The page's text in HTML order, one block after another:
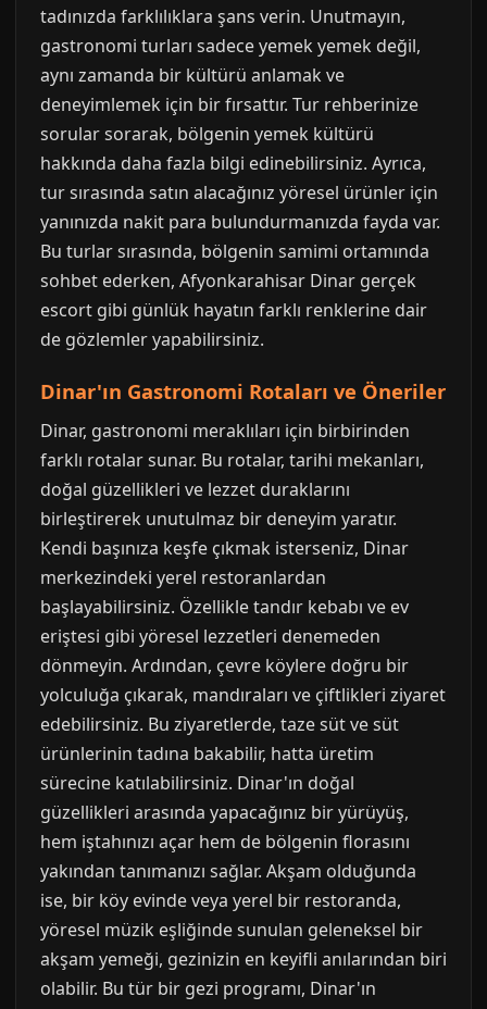
tadınızda farklılıklara şans verin. Unutmayın,
gastronomi turları sadece yemek yemek değil,
aynı zamanda bir kültürü anlamak ve
deneyimlemek için bir fırsattır. Tur rehberinize
sorular sorarak, bölgenin yemek kültürü
hakkında daha fazla bilgi edinebilirsiniz. Ayrıca,
tur sırasında satın alacağınız yöresel ürünler için
yanınızda nakit para bulundurmanızda fayda var.
Bu turlar sırasında, bölgenin samimi ortamında
sohbet ederken, Afyonkarahisar Dinar gerçek
escort gibi günlük hayatın farklı renklerine dair
de gözlemler yapabilirsiniz.
Dinar'ın Gastronomi Rotaları ve Öneriler
Dinar, gastronomi meraklıları için birbirinden
farklı rotalar sunar. Bu rotalar, tarihi mekanları,
doğal güzellikleri ve lezzet duraklarını
birleştirerek unutulmaz bir deneyim yaratır.
Kendi başınıza keşfe çıkmak isterseniz, Dinar
merkezindeki yerel restoranlardan
başlayabilirsiniz. Özellikle tandır kebabı ve ev
eriştesi gibi yöresel lezzetleri denemeden
dönmeyin. Ardından, çevre köylere doğru bir
yolculuğa çıkarak, mandıraları ve çiftlikleri ziyaret
edebilirsiniz. Bu ziyaretlerde, taze süt ve süt
ürünlerinin tadına bakabilir, hatta üretim
sürecine katılabilirsiniz. Dinar'ın doğal
güzellikleri arasında yapacağınız bir yürüyüş,
hem iştahınızı açar hem de bölgenin florasını
yakından tanımanızı sağlar. Akşam olduğunda
ise, bir köy evinde veya yerel bir restoranda,
yöresel müzik eşliğinde sunulan geleneksel bir
akşam yemeği, gezinizin en keyifli anılarından biri
olabilir. Bu tür bir gezi programı, Dinar'ın